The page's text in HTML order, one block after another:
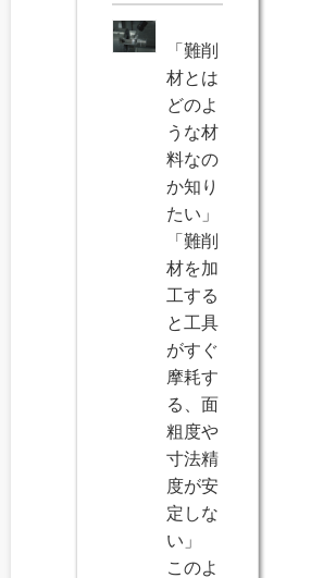
「難削
材とは
どのよ
うな材
料なの
か知り
たい」
「難削
材を加
工する
と工具
がすぐ
摩耗す
る、面
粗度や
寸法精
度が安
定しな
い」
このよ